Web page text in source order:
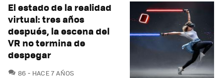
El estado de la realidad
virtual: tres años
después, la escena del
VR no termina de
despegar
86 COMENTARIOS
HACE 7 AÑOS